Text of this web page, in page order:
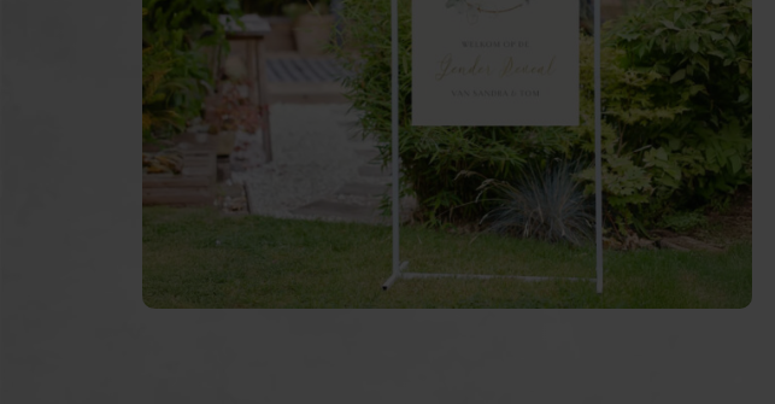
Pulverkanonen
Feuerlöschgeräte FeuerwerkTischdekoration
Geschenke